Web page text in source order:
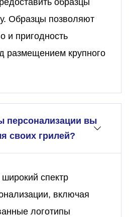
образцы
Образцы позволяют
и пригодность
размещением крупного
персонализации вы
своих грилей?
спектр
включая
логотипы